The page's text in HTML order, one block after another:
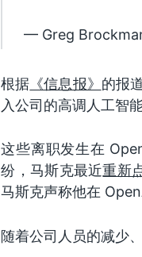
— Greg
根据 《信息报》 的报
入公司的高调人工智
这些离职发生在
纷，马斯克最近重新
马斯克声称他在
随着公司人员的减少